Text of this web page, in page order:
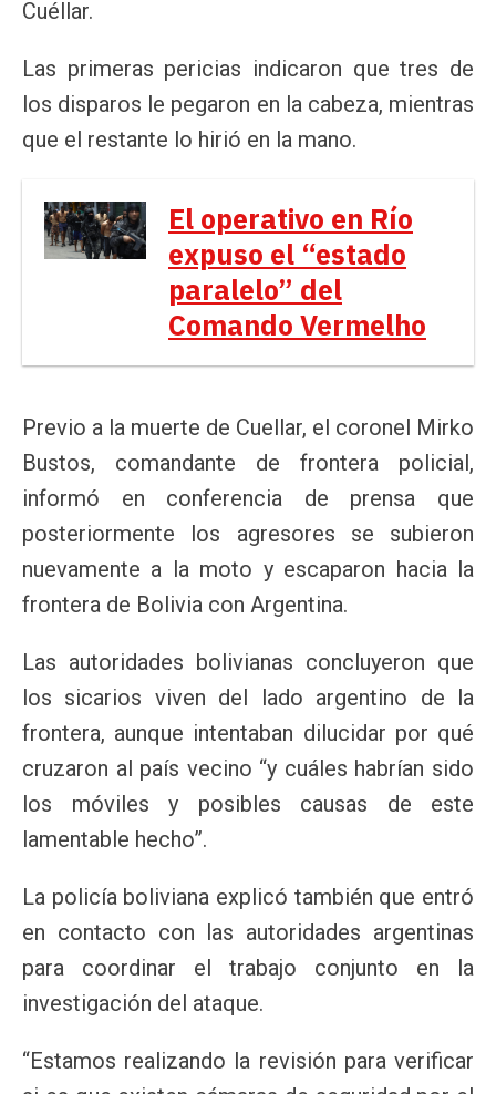
Cuéllar.
Las primeras pericias indicaron que tres de
los disparos le pegaron en la cabeza, mientras
que el restante lo hirió en la mano.
El operativo en Río
expuso el “estado
paralelo” del
Comando Vermelho
Previo a la muerte de Cuellar, el coronel Mirko
Bustos, comandante de frontera policial,
informó en conferencia de prensa que
posteriormente los agresores se subieron
nuevamente a la moto y escaparon hacia la
frontera de Bolivia con Argentina.
Las autoridades bolivianas concluyeron que
los sicarios viven del lado argentino de la
frontera, aunque intentaban dilucidar por qué
cruzaron al país vecino “y cuáles habrían sido
los móviles y posibles causas de este
lamentable hecho”.
La policía boliviana explicó también que entró
en contacto con las autoridades argentinas
para coordinar el trabajo conjunto en la
investigación del ataque.
“Estamos realizando la revisión para verificar